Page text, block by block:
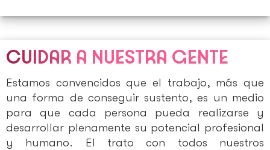
CUIDAR A NUESTRA GENTE
Estamos convencidos que el trabajo, más que
una forma de conseguir sustento, es un medio
para que cada persona pueda realizarse y
desarrollar plenamente su potencial profesional
y humano. El trato con todos nuestros